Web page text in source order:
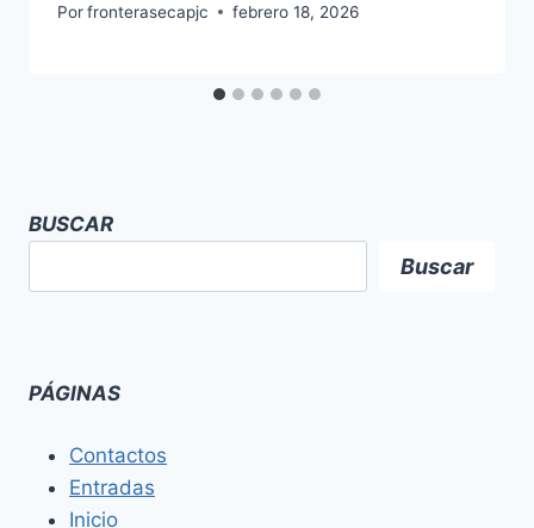
Porfronterasecapjc febrero 18, 2026
BUSCAR
Buscar
PÁGINAS
Contactos
Entradas
Inicio